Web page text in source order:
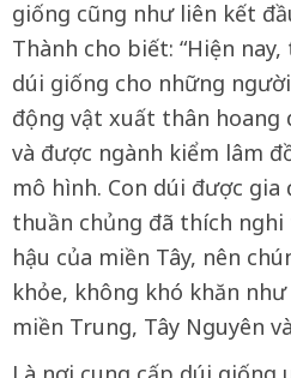
giống cũng như liên kết
Thành cho biết: “Hiện
dúi giống cho những
động vật xuất thân hoang
và được ngành kiểm lâm
mô hình. Con dúi được gia
thuần chủng đã thích
hậu của miền Tây, nên
khỏe, không khó khăn
miền Trung, Tây Nguyên